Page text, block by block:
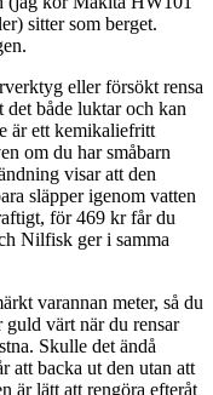
sitter som berget.
eller försökt rensa
både luktar och kan
är ett kemikaliefritt
om du har småbarn
visar att den
släpper igenom vatten
för 469 kr får du
Nilfisk ger i samma
varannan meter, så du
värt när du rensar
Skulle det ändå
att backa ut den utan att
är lätt att rengöra efteråt